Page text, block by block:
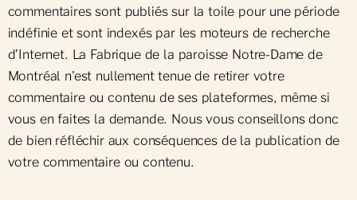
commentaires sont publiés sur la toile pour une période
indéfinie et sont indexés par les moteurs de recherche
d’Internet. La Fabrique de la paroisse Notre-Dame de
Montréal n'est nullement tenue de retirer votre
commentaire ou contenu de ses plateformes, même si
vous en faites la demande. Nous vous conseillons donc
de bien réfléchir aux conséquences de la publication de
votre commentaire ou contenu.